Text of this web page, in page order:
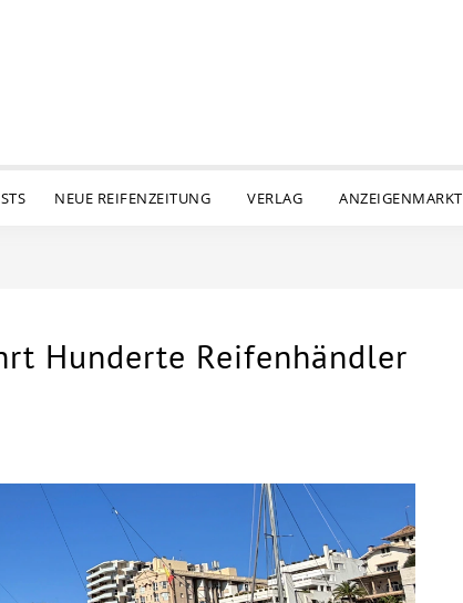
NEUE REIFENZEITUNG VERLAG ANZEIGENMARKT
Hunderte Reifenhändler